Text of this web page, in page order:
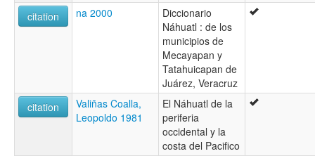
citation
na 2000
Diccionario
Náhuatl : de los
municipios de
Mecayapan y
Tatahuicapan de
Juárez, Veracruz
citation
Valiñas Coalla,
Leopoldo 1981
El Náhuatl de la
periferia
occidental y la
costa del Pacifico